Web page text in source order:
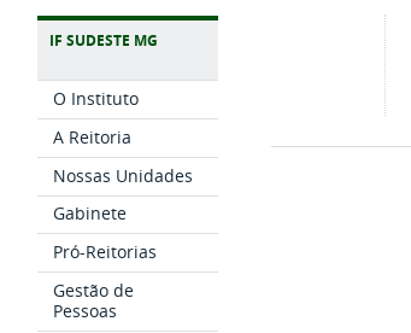
IF SUDESTE MG
O Instituto
A Reitoria
Nossas Unidades
Gabinete
Pró-Reitorias
Gestão de
Pessoas